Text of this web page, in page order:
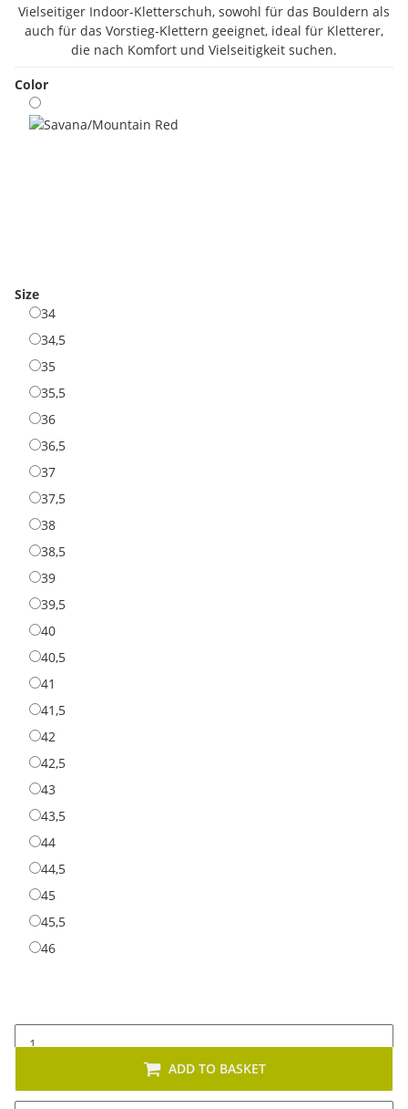
Vielseitiger Indoor-Kletterschuh, sowohl für das Bouldern als
auch für das Vorstieg-Klettern geeignet, ideal für Kletterer,
die nach Komfort und Vielseitigkeit suchen.
Color
Size
3434
34,534,5
3535
35,535,5
3636
36,536,5
3737
37,537,5
3838
38,538,5
3939
39,539,5
4040
40,540,5
41
41,541,5
42
42,542,5
4343
43,543,5
4444
44,544,5
4545
45,545,5
4646
ADD TO BASKET